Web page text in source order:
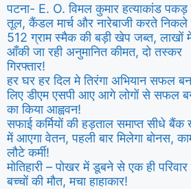
पटना- E. O. विमल कुमार हत्याकांड पकड़
तूल, कैंडल मार्च और नारेबाजी करते निकले
512 ग्राम स्मैक की बड़ी खेप जब्त, लाखों
आँकी जा रही अनुमानित कीमत, दो तस्कर
गिरफ्तार!
हर घर हर दिल मे तिरंगा अभियान सफल
लिए डीएम एसपी आए आगे लोगों से सफल
का किया आह्ववन!
सफाई कर्मियों की हड़ताल समाप्त सीधे बैंक
में आएगा वेतन, पहली बार मिलेगा बोनस,
लौटे कर्मी!
मोतिहारी – पोखर में डूबने से एक ही
बच्चों की मौत, मचा हाहाकार!